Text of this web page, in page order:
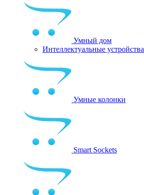
Умный дом
Интеллектуальные устройства
Умные колонки
Smart Sockets